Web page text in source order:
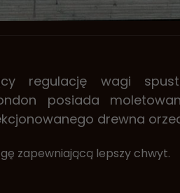
regulację wagi
posiada
drewna
zapewniającą lepszy chwyt.